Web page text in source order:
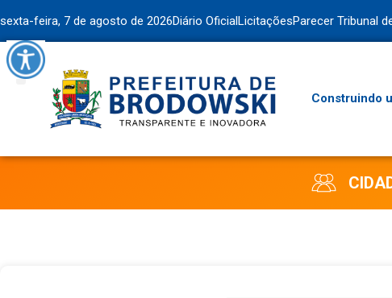
sexta-feira, 7 de agosto de 2026Diário OficialLicitaçõesParecer Tribunal
Construindo